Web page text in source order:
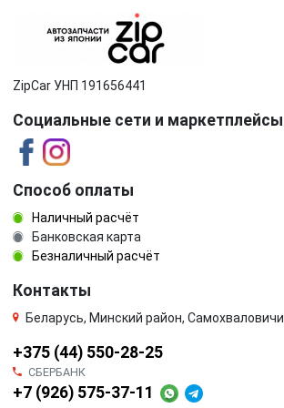
ZipCar УНП 191656441
Социальные сети и маркетплейсы
Способ оплаты
Наличный расчёт
Банковская карта
Безналичный расчёт
Контакты
Беларусь, Минский район, Самохваловичи
+375 (44) 550-28-25
СБЕРБАНК
+7 (926) 575-37-11